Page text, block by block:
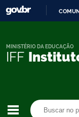
IFF
MINISTÉRIO DA EDUCAÇÃO